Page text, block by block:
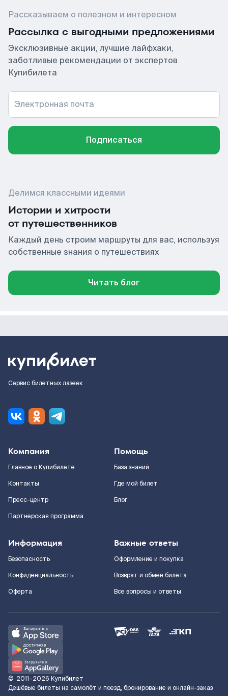
Рассказываем о полезном и интересном
Рассылка с выгодными предложениями
Эксклюзивные акции, лучшие лайфхаки,
заботливые рекомендации от экспертов
Купибилета
Электронная почта
Подписаться
Делимся классными идеями
Истории и хитрости
от путешественников
Каждый день строим маршруты для вас, используя
собственные знания о путешествиях
Читать блог
Сервис билетных лазеек
Компания
Главное о Купибилете
Контакты
Пресс-центр
Партнерская программа
Помощь
База знаний
Где мой билет
Блог
Информация
Безопасность
Конфиденциальность
Оферта
Важные ответы
Оформление и покупка
Возврат и обмен билета
Все вопросы и ответы
© 2011–2026 Купибилет
Дешёвые билеты на самолёт и поезд, бронирование и онлайн-заказ